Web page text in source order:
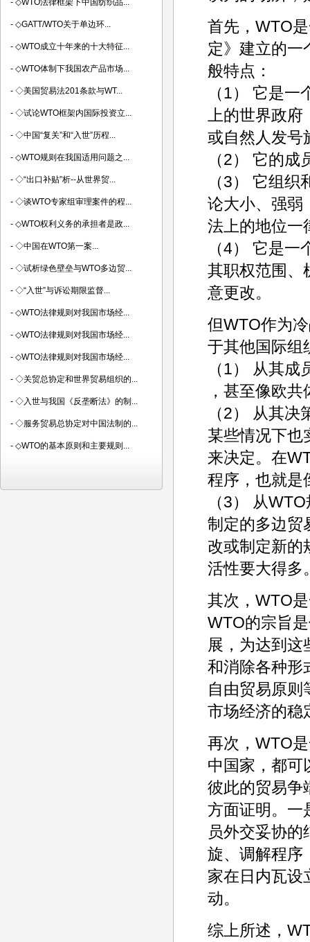
首先，WTO
定》建立的一
般特点：
（1） 它是
上的世界政
或自然人发号
（2） 它的
（3） 它组
论大小、强弱
法上的地位一
（4） 它是
其职权范围、
意更改。
但WTO作为
于其他国际组
（1） 从其
，甚至像欧
（2） 从其
某些情况下也
来决定。在
程序，也就是
（3） 从
制定的多边贸
改或制定新的
活性要大得多
其次，WTO
WTO的宗旨
展，为达到
和消除各种形
自由贸易原
市场经济的稳
再次，WTO
中国家，都可
彼此的贸易争
方面证明。一
员外交妥协
旋、调解程序
家在日内瓦设
动。
综上所述，
- ◇WTO法律框架下中国纺织品...
- ◇GATT/WTO关于单边环...
- ◇WTO成立十年来的十大特征...
- ◇WTO体制下我国农产品市场...
- ◇美国贸易法201条款与WT...
- ◇试论WTO框架内国际投资立...
- ◇中国“复关”和“入世”历程...
- ◇WTO规则在我国适用问题之...
- ◇“出口补贴”析--从世界贸...
- ◇谈WTO专家组审理案件的程...
- ◇WTO权利义务的承担者是政...
- ◇中国在WTO第一案...
- ◇试析绿色壁垒与WTO多边贸...
- ◇“入世”与诉讼期限监督...
- ◇WTO法律规则对我国市场经...
- ◇WTO法律规则对我国市场经...
- ◇WTO法律规则对我国市场经...
- ◇关贸总协定和世界贸易组织的...
- ◇入世与我国《反垄断法》的制...
- ◇服务贸易总协定对中国法制的...
- ◇WTO的基本原则和主要规则...